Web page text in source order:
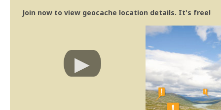
Join now to view geocache location details. It's free!